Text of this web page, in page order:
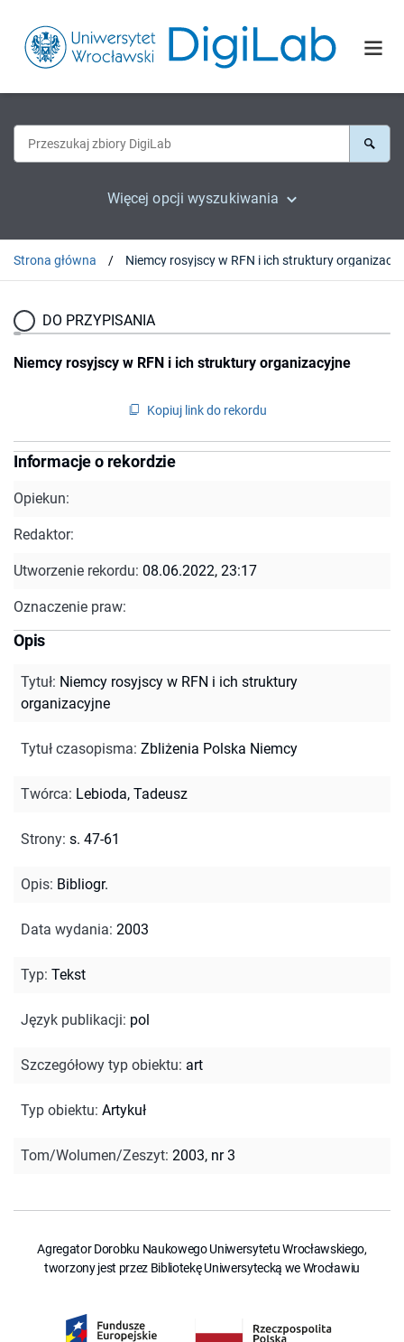
Więcej opcji wyszukiwania
Strona główna
DO PRZYPISANIA
Niemcy rosyjscy w RFN i ich struktury organizacyjne
Kopiuj link do rekordu
Informacje o rekordzie
Opiekun:
Redaktor:
Utworzenie rekordu: 08.06.2022, 23:17
Oznaczenie praw:
Opis
Tytuł: Niemcy rosyjscy w RFN i ich struktury
organizacyjne
Tytuł czasopisma: Zbliżenia Polska Niemcy
Twórca: Lebioda, Tadeusz
Strony: s. 47-61
Opis: Bibliogr.
Data wydania: 2003
Typ: Tekst
Język publikacji: pol
Szczegółowy typ obiektu: art
Typ obiektu: Artykuł
Tom/Wolumen/Zeszyt: 2003, nr 3
Agregator Dorobku Naukowego Uniwersytetu Wrocławskiego,
tworzony jest przez Bibliotekę Uniwersytecką we Wrocławiu